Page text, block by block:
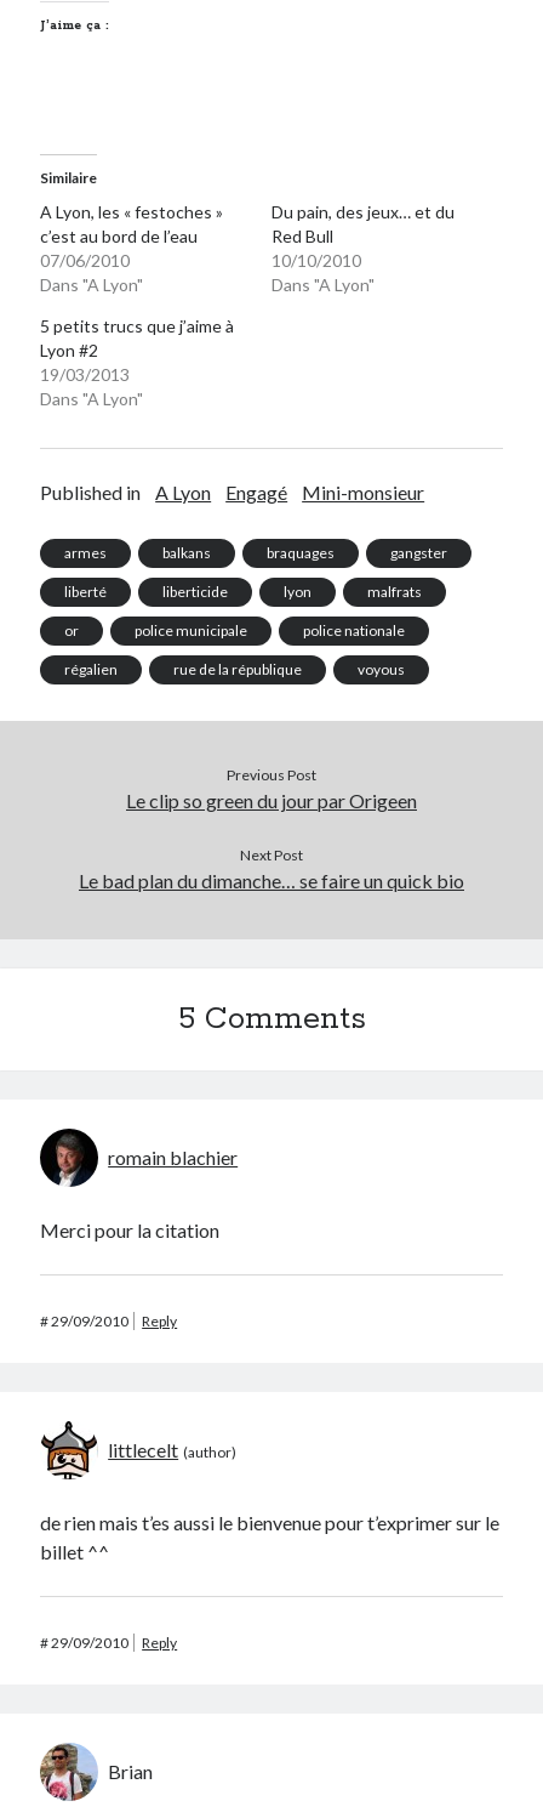
J’aime ça :
Similaire
A Lyon, les « festoches »
c’est au bord de l’eau
07/06/2010
Dans "A Lyon"
Du pain, des jeux… et du
Red Bull
10/10/2010
Dans "A Lyon"
5 petits trucs que j’aime à
Lyon #2
19/03/2013
Dans "A Lyon"
Published in A Lyon Engagé Mini-monsieur
armes balkans braquages gangster
liberté liberticide lyon malfrats
or police municipale police nationale
régalien rue de la république voyous
Previous Post
Le clip so green du jour par Origeen
Next Post
Le bad plan du dimanche… se faire un quick bio
5 Comments
romain blachier
Merci pour la citation
#29/09/2010 Reply
littlecelt
de rien mais t’es aussi le bienvenue pour t’exprimer sur le
billet ^^
#29/09/2010 Reply
Brian